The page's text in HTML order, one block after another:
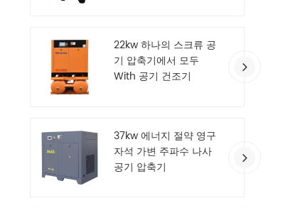
22kw 하나의 스크류 공
기 압축기에서 모두
With 공기 건조기
37kw 에너지 절약 영구
자석 가변 주파수 나사
공기 압축기